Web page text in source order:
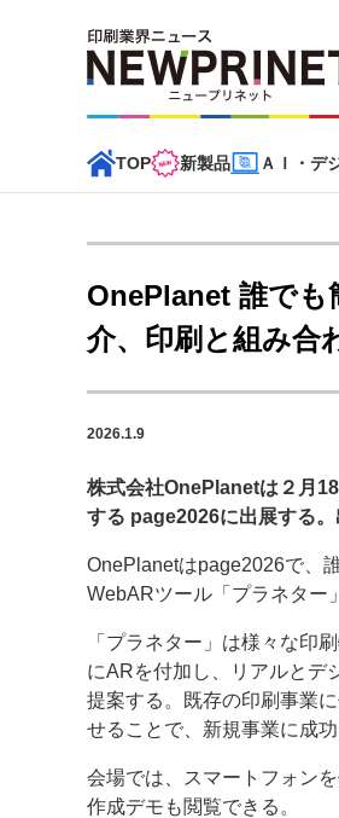
TOP 新製品 ＡＩ・デ
インデックス
TOP 新着記事 特集
カテゴリー一覧
特集記事カテゴリー一覧
2022 見える化・MIS特集 特
特集・デジタル印刷 ～ 新成長
案内
発刊案内 JFPI印刷用
運営
会社案内 購読・購入
OnePlanet 誰でも
介、印刷と組み合
2026.1.9
株式会社OnePlanetは２月
する page2026に出展する。
OnePlanetはpage2026で、
WebARツール「プラネター
「プラネター」は様々な印
にARを付加し、リアルとデ
提案する。既存の印刷事業
せることで、新規事業に成
会場では、スマートフォン
作成デモも閲覧できる。